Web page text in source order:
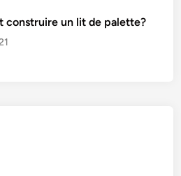
construire un lit de palette?